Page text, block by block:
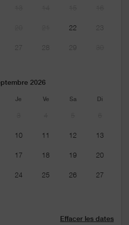
22 23
27 28 29
2026
Je Ve Sa Di
10 11 12 13
17 18 19 20
24 25 26 27
Effacer les dates